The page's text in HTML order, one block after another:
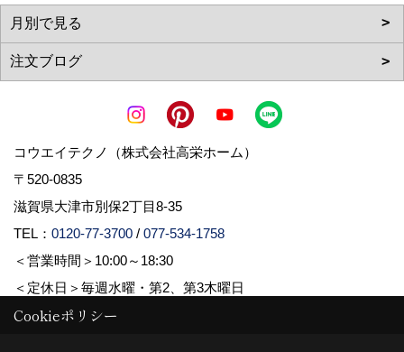
コウエイテクノ（株式会社高栄ホーム）
〒520-0835
滋賀県大津市別保2丁目8-35
TEL： 0120-77-3700 / 077-534-1758
＜営業時間＞10:00～18:30
＜定休日＞毎週水曜・第2、第3木曜日
Cookieポリシー